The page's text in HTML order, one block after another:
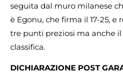
seguita dal muro milanese
è Egonu, che firma il 17-25, e
tre punti preziosi ma anche il
classifica.
DICHIARAZIONE POST